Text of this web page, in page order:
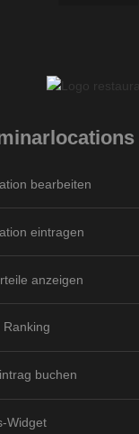
bearbeiten
eintragen
anzeigen
Ranking
buchen
Widget